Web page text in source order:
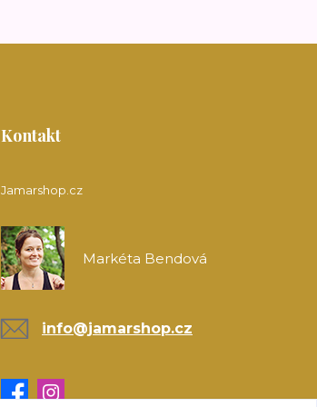
Kontakt
Jamarshop.cz
Markéta Bendová
info@jamarshop.cz